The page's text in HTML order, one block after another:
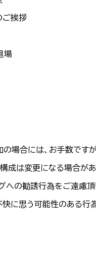
挨拶
場
の場合には、お手数です
構成は変更になる場合があ
グへの勧誘行為をご遠慮頂
快に思う可能性のある行